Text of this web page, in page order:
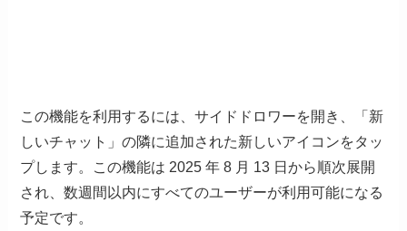
この機能を利用するには、サイドドロワーを開き、「新
しいチャット」の隣に追加された新しいアイコンをタッ
プします。この機能は 2025 年 8 月 13 日から順次展開
され、数週間以内にすべてのユーザーが利用可能になる
予定です。